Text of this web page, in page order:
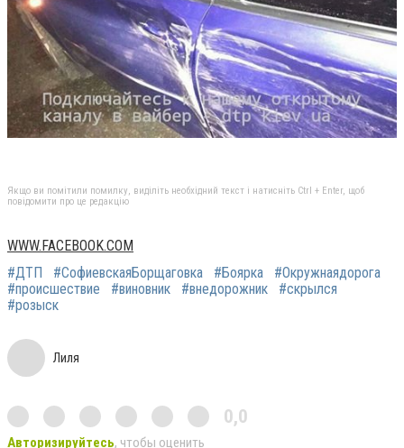
Якщо ви помітили помилку, виділіть необхідний текст і натисніть Ctrl + Enter, щоб
повідомити про це редакцію
WWW.FACEBOOK.COM
#ДТП
#СофиевскаяБорщаговка #Боярка
#Окружнаядорога
#происшествие
#виновник #внедорожник
#скрылся
#розыск
Лиля
0,0
Авторизируйтесь, чтобы оценить